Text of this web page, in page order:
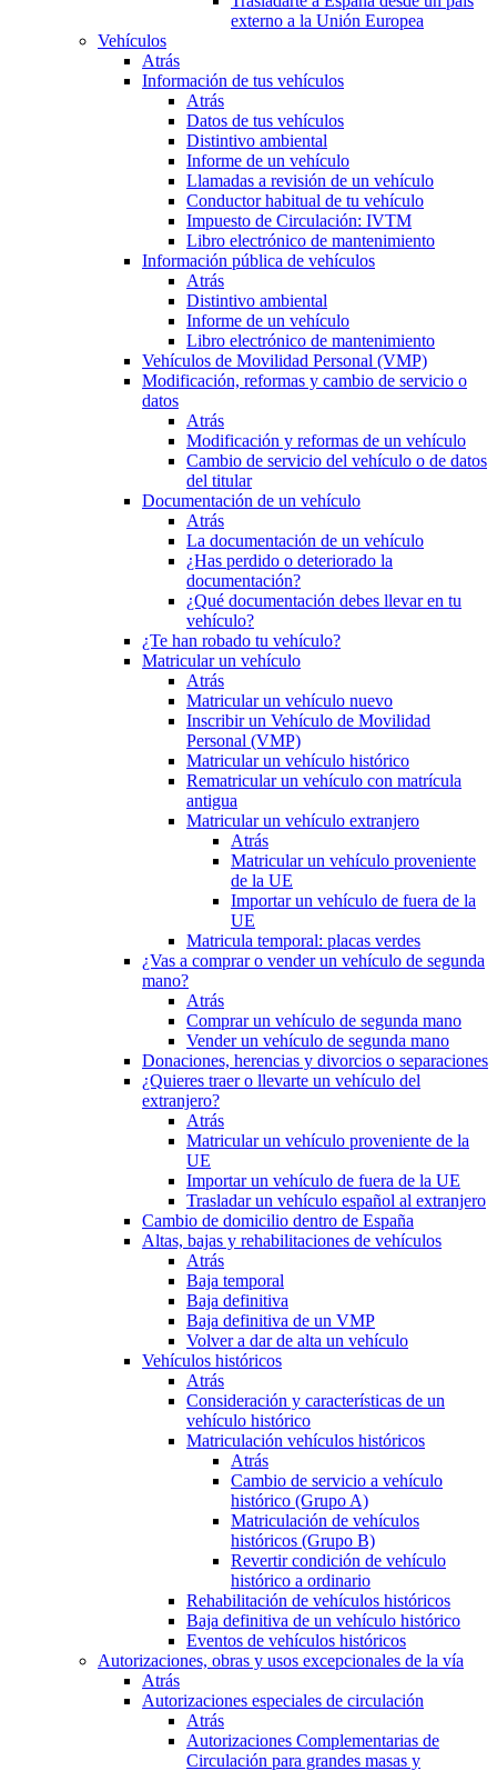
externo a la Unión Europea
Vehículos
Atrás
Información de tus vehículos
Atrás
Datos de tus vehículos
Distintivo ambiental
Informe de un vehículo
Llamadas a revisión de un vehículo
Conductor habitual de tu vehículo
Impuesto de Circulación: IVTM
Libro electrónico de mantenimiento
Información pública de vehículos
Atrás
Distintivo ambiental
Informe de un vehículo
Libro electrónico de mantenimiento
Vehículos de Movilidad Personal (VMP)
Modificación, reformas y cambio de servicio o
datos
Atrás
Modificación y reformas de un vehículo
Cambio de servicio del vehículo o de datos
del titular
Documentación de un vehículo
Atrás
La documentación de un vehículo
¿Has perdido o deteriorado la
documentación?
¿Qué documentación debes llevar en tu
vehículo?
¿Te han robado tu vehículo?
Matricular un vehículo
Atrás
Matricular un vehículo nuevo
Inscribir un Vehículo de Movilidad
Personal (VMP)
Matricular un vehículo histórico
Rematricular un vehículo con matrícula
antigua
Matricular un vehículo extranjero
Atrás
Matricular un vehículo proveniente
de la UE
Importar un vehículo de fuera de la
UE
Matricula temporal: placas verdes
¿Vas a comprar o vender un vehículo de segunda
mano?
Atrás
Comprar un vehículo de segunda mano
Vender un vehículo de segunda mano
Donaciones, herencias y divorcios o separaciones
¿Quieres traer o llevarte un vehículo del
extranjero?
Atrás
Matricular un vehículo proveniente de la
UE
Importar un vehículo de fuera de la UE
Trasladar un vehículo español al extranjero
Cambio de domicilio dentro de España
Altas, bajas y rehabilitaciones de vehículos
Atrás
Baja temporal
Baja definitiva
Baja definitiva de un VMP
Volver a dar de alta un vehículo
Vehículos históricos
Atrás
Consideración y características de un
vehículo histórico
Matriculación vehículos históricos
Atrás
Cambio de servicio a vehículo
histórico (Grupo A)
Matriculación de vehículos
históricos (Grupo B)
Revertir condición de vehículo
histórico a ordinario
Rehabilitación de vehículos históricos
Baja definitiva de un vehículo histórico
Eventos de vehículos históricos
Autorizaciones, obras y usos excepcionales de la vía
Atrás
Autorizaciones especiales de circulación
Atrás
Autorizaciones Complementarias de
Circulación para grandes masas y